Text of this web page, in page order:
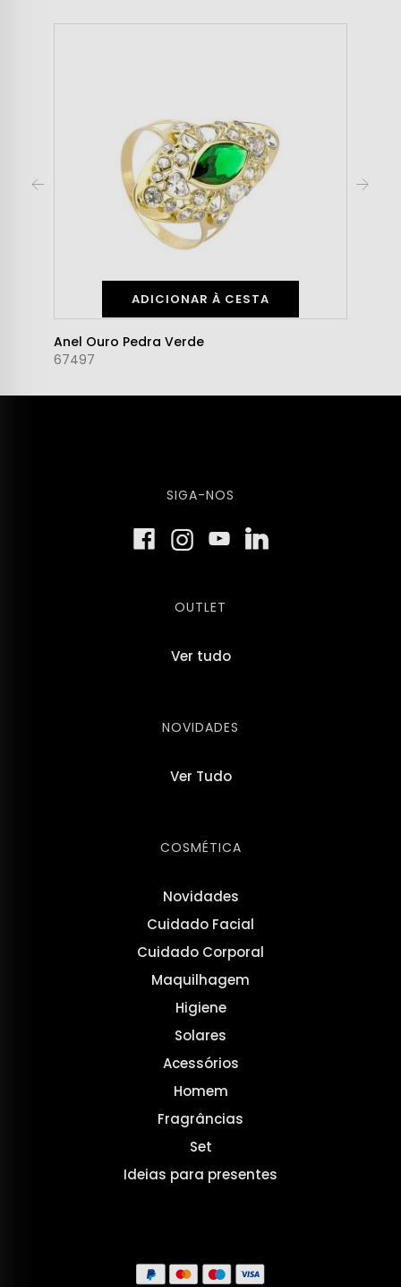
ADICIONAR À CESTA
Anel Ouro Pedra Verde
67497
SIGA-NOS
OUTLET
Ver tudo
NOVIDADES
Ver Tudo
COSMÉTICA
Novidades
Cuidado Facial
Cuidado Corporal
Maquilhagem
Higiene
Solares
Acessórios
Homem
Fragrâncias
Set
Ideias para presentes